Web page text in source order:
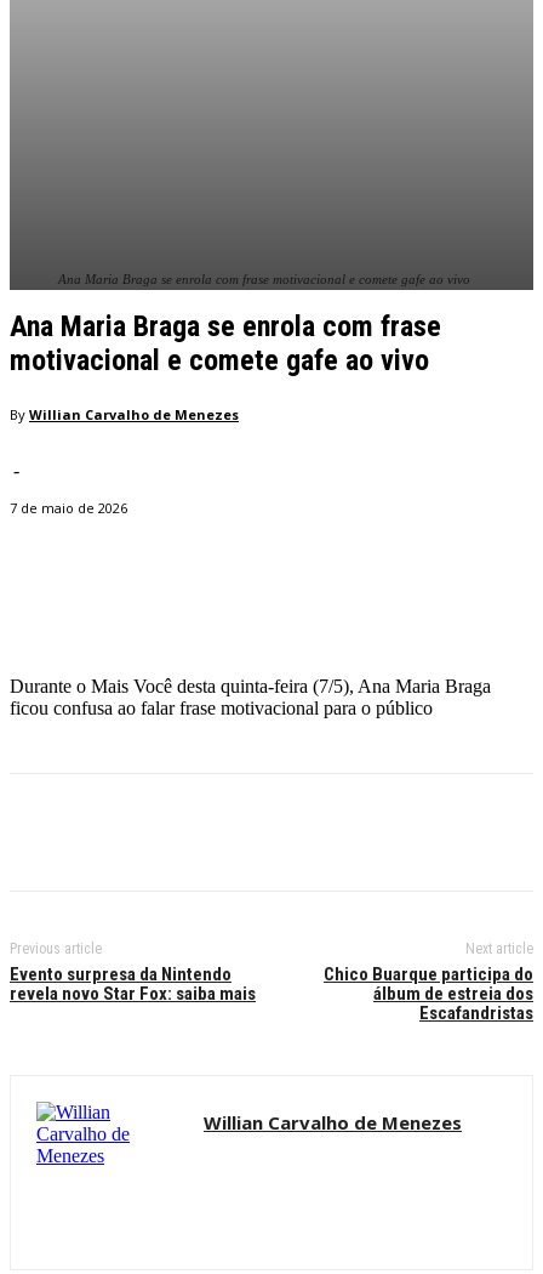
Ana Maria Braga se enrola com frase motivacional e comete gafe ao vivo
Ana Maria Braga se enrola com frase
motivacional e comete gafe ao vivo
By Willian Carvalho de Menezes
-
7 de maio de 2026
Durante o Mais Você desta quinta-feira (7/5), Ana Maria Braga
ficou confusa ao falar frase motivacional para o público
Previous article
Evento surpresa da Nintendo
revela novo Star Fox: saiba mais
Next article
Chico Buarque participa do
álbum de estreia dos
Escafandristas
Willian Carvalho de Menezes